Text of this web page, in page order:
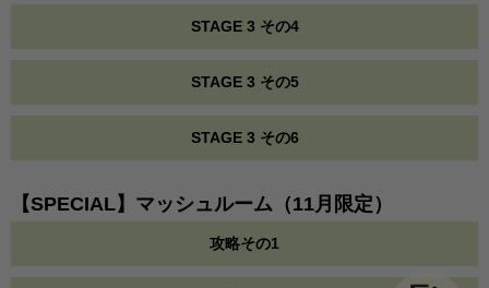
STAGE 3 その4
STAGE 3 その5
STAGE 3 その6
【SPECIAL】マッシュルーム（11月限定）
攻略その1